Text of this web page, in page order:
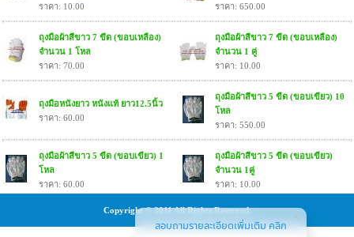
ราคา: 10.00
ราคา: 650.00
ถุงมือผ้าสีขาว 7 ขีด (ขอบเหลือง)
จำนวน 1 โหล
ราคา: 70.00
ถุงมือผ้าสีขาว 7 ขีด (ขอบเหลือง)
จำนวน 1 คู่
ราคา: 10.00
ถุงมือหนังยาว หนังแท้ ยาว12.5นิ้ว
ราคา: 60.00
ถุงมือผ้าสีขาว 5 ขีด (ขอบเขียว) 10
โหล
ราคา: 550.00
ถุงมือผ้าสีขาว 5 ขีด (ขอบเขียว) 1
โหล
ราคา: 60.00
ถุงมือผ้าสีขาว 5 ขีด (ขอบเขียว)
จำนวน 1คู่
ราคา: 10.00
Copyright © 2011 All Rights Reserved.
สอบถามรายละเอียดเพิ่มเติม คลิก